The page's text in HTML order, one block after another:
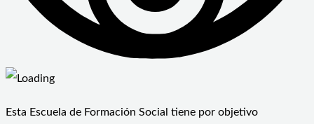
Esta Escuela de Formación Social tiene por objetivo